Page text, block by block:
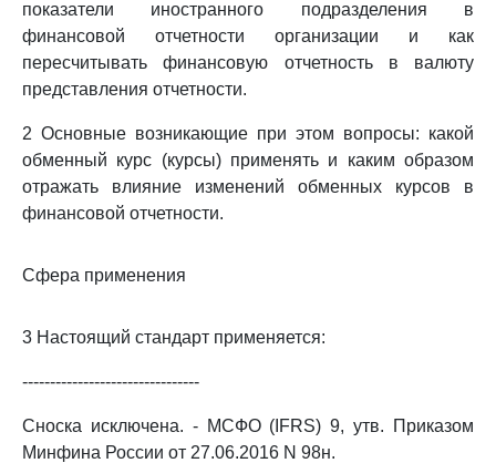
показатели иностранного подразделения в
финансовой отчетности организации и как
пересчитывать финансовую отчетность в валюту
представления отчетности.
2 Основные возникающие при этом вопросы: какой
обменный курс (курсы) применять и каким образом
отражать влияние изменений обменных курсов в
финансовой отчетности.
Сфера применения
3 Настоящий стандарт применяется:
--------------------------------
Сноска исключена. - МСФО (IFRS) 9, утв. Приказом
Минфина России от 27.06.2016 N 98н.